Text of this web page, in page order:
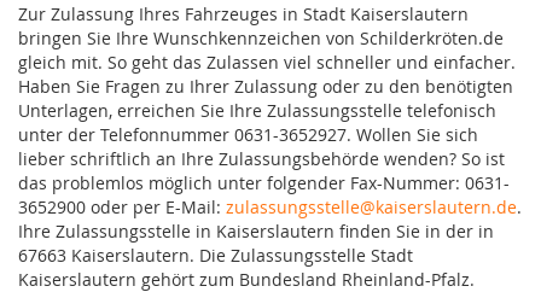
Zur Zulassung Ihres Fahrzeuges in Stadt Kaiserslautern
bringen Sie Ihre Wunschkennzeichen von Schilderkröten.de
gleich mit. So geht das Zulassen viel schneller und einfacher.
Haben Sie Fragen zu Ihrer Zulassung oder zu den benötigten
Unterlagen, erreichen Sie Ihre Zulassungsstelle telefonisch
unter der Telefonnummer 0631-3652927. Wollen Sie sich
lieber schriftlich an Ihre Zulassungsbehörde wenden? So ist
das problemlos möglich unter folgender Fax-Nummer: 0631-
3652900 oder per E-Mail: zulassungsstelle@kaiserslautern.de.
Ihre Zulassungsstelle in Kaiserslautern finden Sie in der in
67663 Kaiserslautern. Die Zulassungsstelle Stadt
Kaiserslautern gehört zum Bundesland Rheinland-Pfalz.